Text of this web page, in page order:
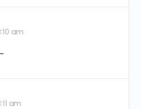
am
am